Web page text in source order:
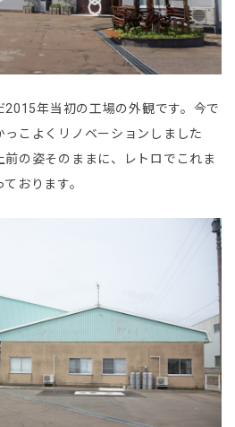
2015年当初の工場の外観です。今で
っこよくリノベーションしました
の姿そのままに、レトロでこれま
おります。